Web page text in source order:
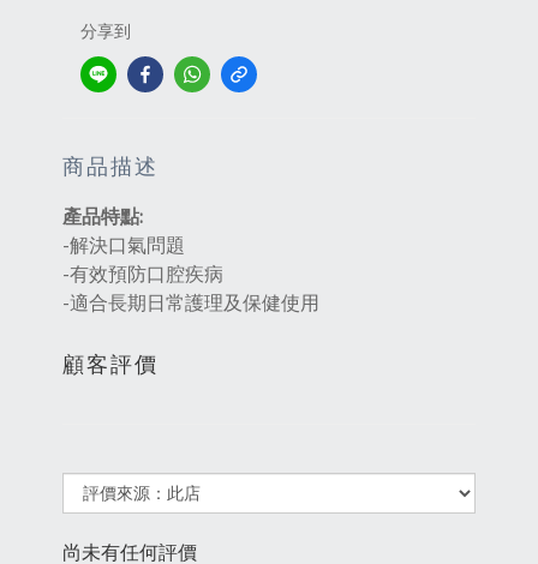
分享到
商品描述
產品特點:
-解決口氣問題
-有效預防口腔疾病
-適合長期日常護理及保健使用
顧客評價
尚未有任何評價